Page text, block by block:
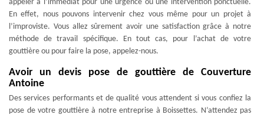
appeler à l’immédiat pour une urgence ou une intervention ponctuelle.
En effet, nous pouvons intervenir chez vous même pour un projet à
l’improviste. Vous allez sûrement avoir une satisfaction grâce à notre
méthode de travail spécifique. En tout cas, pour l’achat de votre
gouttière ou pour faire la pose, appelez-nous.
Avoir un devis pose de gouttière de Couverture
Antoine
Des services performants et de qualité vous attendent si vous confiez la
pose de votre gouttière à notre entreprise à Boissettes. N’attendez pas